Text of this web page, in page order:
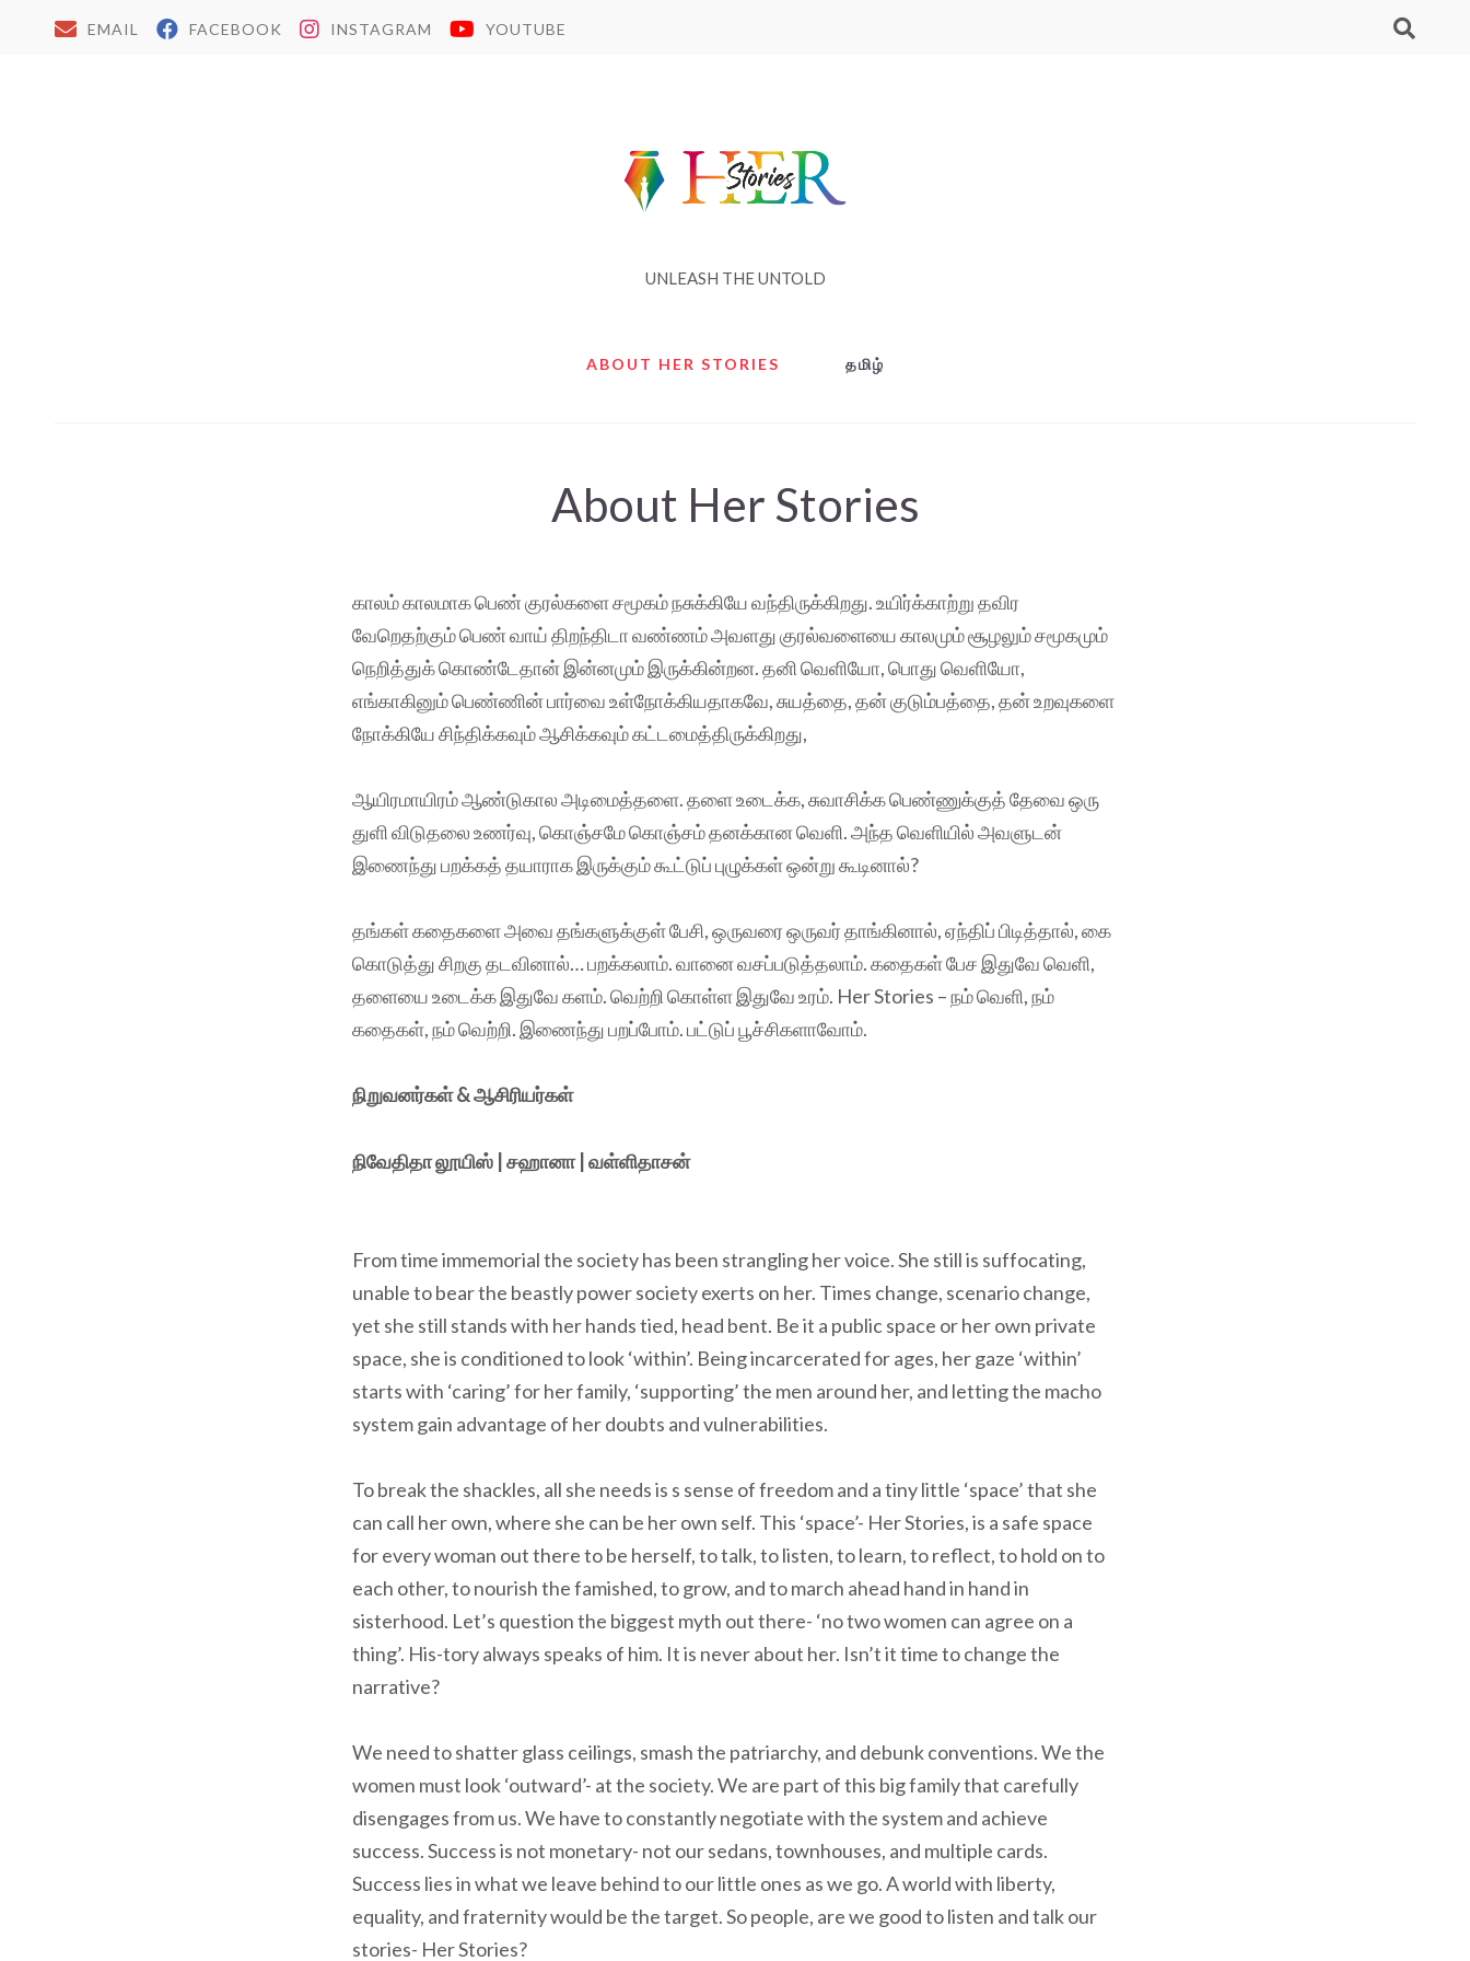
EMAIL FACEBOOK INSTAGRAM YOUTUBE
UNLEASH THE UNTOLD
ABOUT HER STORIES தமிழ்
About Her Stories
காலம் காலமாக பெண் குரல்களை சமூகம் நசுக்கியே வந்திருக்கிறது. உயிர்க்காற்று தவிர
வேறெதற்கும் பெண் வாய் திறந்திடா வண்ணம் அவளது குரல்வளையை காலமும் சூழலும் சமூகமும்
நெறித்துக் கொண்டேதான் இன்னமும் இருக்கின்றன. தனி வெளியோ, பொது வெளியோ,
எங்காகினும் பெண்ணின் பார்வை உள்நோக்கியதாகவே, சுயத்தை, தன் குடும்பத்தை, தன் உறவுகளை
நோக்கியே சிந்திக்கவும் ஆசிக்கவும் கட்டமைத்திருக்கிறது,
ஆயிரமாயிரம் ஆண்டுகால அடிமைத்தளை. தளை உடைக்க, சுவாசிக்க பெண்ணுக்குத் தேவை ஒரு
துளி விடுதலை உணர்வு, கொஞ்சமே கொஞ்சம் தனக்கான வெளி. அந்த வெளியில் அவளுடன்
இணைந்து பறக்கத் தயாராக இருக்கும் கூட்டுப் புழுக்கள் ஒன்று கூடினால்?
தங்கள் கதைகளை அவை தங்களுக்குள் பேசி, ஒருவரை ஒருவர் தாங்கினால், ஏந்திப் பிடித்தால், கை
கொடுத்து சிறகு தடவினால்… பறக்கலாம். வானை வசப்படுத்தலாம். கதைகள் பேச இதுவே வெளி,
தளையை உடைக்க இதுவே களம். வெற்றி கொள்ள இதுவே உரம். Her Stories – நம் வெளி, நம்
கதைகள், நம் வெற்றி. இணைந்து பறப்போம். பட்டுப் பூச்சிகளாவோம்.
நிறுவனர்கள் & ஆசிரியர்கள்
நிவேதிதா லூயிஸ் | சஹானா | வள்ளிதாசன்
From time immemorial the society has been strangling her voice. She still is suffocating,
unable to bear the beastly power society exerts on her. Times change, scenario change,
yet she still stands with her hands tied, head bent. Be it a public space or her own private
space, she is conditioned to look ‘within’. Being incarcerated for ages, her gaze ‘within’
starts with ‘caring’ for her family, ‘supporting’ the men around her, and letting the macho
system gain advantage of her doubts and vulnerabilities.
To break the shackles, all she needs is s sense of freedom and a tiny little ‘space’ that she
can call her own, where she can be her own self. This ‘space’- Her Stories, is a safe space
for every woman out there to be herself, to talk, to listen, to learn, to reflect, to hold on to
each other, to nourish the famished, to grow, and to march ahead hand in hand in
sisterhood. Let’s question the biggest myth out there- ‘no two women can agree on a
thing’. His-tory always speaks of him. It is never about her. Isn’t it time to change the
narrative?
We need to shatter glass ceilings, smash the patriarchy, and debunk conventions. We the
women must look ‘outward’- at the society. We are part of this big family that carefully
disengages from us. We have to constantly negotiate with the system and achieve
success. Success is not monetary- not our sedans, townhouses, and multiple cards.
Success lies in what we leave behind to our little ones as we go. A world with liberty,
equality, and fraternity would be the target. So people, are we good to listen and talk our
stories- Her Stories?